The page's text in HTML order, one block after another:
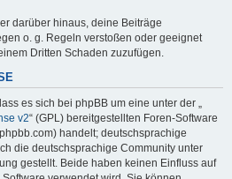
darüber hinaus, deine Beiträge
o. g. Regeln verstoßen oder geeignet
Dritten Schaden zuzufügen.
es sich bei phpBB um eine unter der „
v2“ (GPL) bereitgestellten Foren-Software
handelt; deutschsprachige
die deutschsprachige Community unter
gestellt. Beide haben keinen Einfluss auf